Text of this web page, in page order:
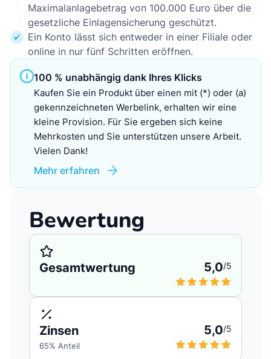
Maximalanlagebetrag von 100.000 Euro über die
gesetzliche Einlagensicherung geschützt.
Ein Konto lässt sich entweder in einer Filiale oder
online in nur fünf Schritten eröffnen.
100 % unabhängig dank Ihres Klicks
Kaufen Sie ein Produkt über einen mit (*) oder (a)
gekennzeichneten Werbelink, erhalten wir eine
kleine Provision. Für Sie ergeben sich keine
Mehrkosten und Sie unterstützen unsere Arbeit.
Vielen Dank!
Mehr erfahren
Bewertung
Gesamtwertung 5,0/5
Zinsen 5,0/5
65% Anteil